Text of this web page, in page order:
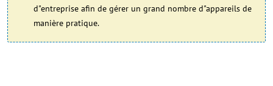
d"entreprise afin de gérer un grand nombre d"appareils de
manière pratique.